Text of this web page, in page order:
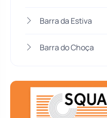
Barra da Estiva
Barra do Choça
Bom Jesus da Lapa